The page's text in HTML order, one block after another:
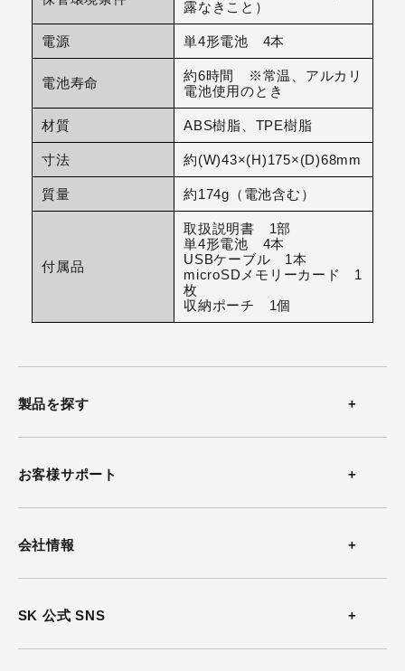
露なきこと）
電源 単4形電池 4本
電池寿命
約6時間 ※常温、アルカリ
電池使用のとき
材質 ABS樹脂、TPE樹脂
寸法 約(W)43×(H)175×(D)68mm
質量 約174g（電池含む）
付属品
取扱説明書 1部
単4形電池 4本
USBケーブル 1本
microSDメモリーカード 1
枚
収納ポーチ 1個
SK 公式 SNS
会社情報
お客様サポート
製品を探す
温度計
熱中症計